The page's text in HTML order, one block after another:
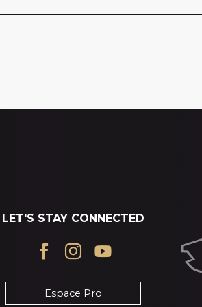
LET'S STAY CONNECTED
Espace Pro